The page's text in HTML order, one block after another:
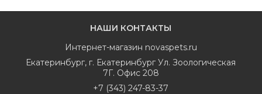
НАШИ КОНТАКТЫ
Интернет-магазин novaspets.ru
Екатеринбург, г. Екатеринбург Ул. Зоологическая
7Г. Офис 208
+7 (343) 247-83-37